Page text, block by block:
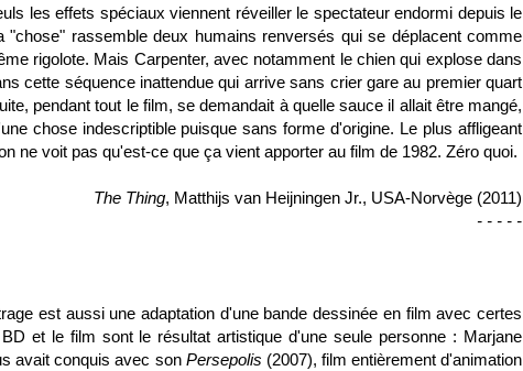
les effets spéciaux viennent réveiller le spectateur endormi depuis le
"chose" rassemble deux humains renversés qui se déplacent comme
rigolote. Mais Carpenter, avec notamment le chien qui explose dans
cette séquence inattendue qui arrive sans crier gare au premier quart
pendant tout le film, se demandait à quelle sauce il allait être mangé,
chose indescriptible puisque sans forme d'origine. Le plus affligeant
ne voit pas qu'est-ce que ça vient apporter au film de 1982. Zéro quoi.
The Thing, Matthijs van Heijningen Jr., USA-Norvège (2011)
- - - - -
est aussi une adaptation d'une bande dessinée en film avec certes
et le film sont le résultat artistique d'une seule personne : Marjane
avait conquis avec son Persepolis (2007), film entièrement d'animation